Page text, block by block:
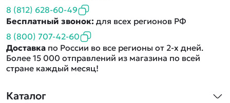
Каталог
8 (812) 628-60-49
Бесплатный звонок: для всех регионов РФ
8 (800) 707-42-60
Доставка по России во все регионы от 2-х дней.
Более 15 000 отправлений из магазина по всей
стране каждый месяц!